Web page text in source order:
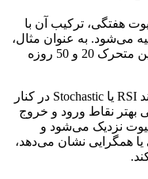
هفتگی، ترکیب آن با
می‌شود. به عنوان مثال،
می‌توانید از ترکیب پیوت هفتگی با میانگین متحرک 20 و 50 روزه
همچنین، استفاده از نوسان‌سنج‌هایی مانند RSI یا Stochastic در کنار
بهتر نقاط ورود و خروج
نزدیک می‌شود و
همگرایی نشان می‌دهد،